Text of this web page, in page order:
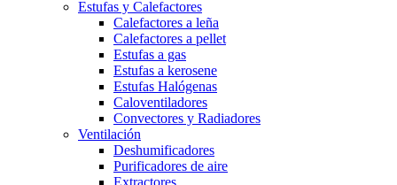
Estufas y Calefactores
Calefactores a leña
Calefactores a pellet
Estufas a gas
Estufas a kerosene
Estufas Halógenas
Caloventiladores
Convectores y Radiadores
Ventilación
Deshumificadores
Purificadores de aire
Extractores